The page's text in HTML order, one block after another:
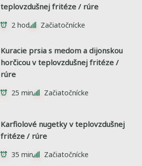
teplovzdušnej fritéze / rúre
2 hod Začiatočnícke
Kuracie prsia s medom a dijonskou
horčicou v teplovzdušnej fritéze /
rúre
25 min Začiatočnícke
Karfiolové nugetky v teplovzdušnej
fritéze / rúre
35 min Začiatočnícke